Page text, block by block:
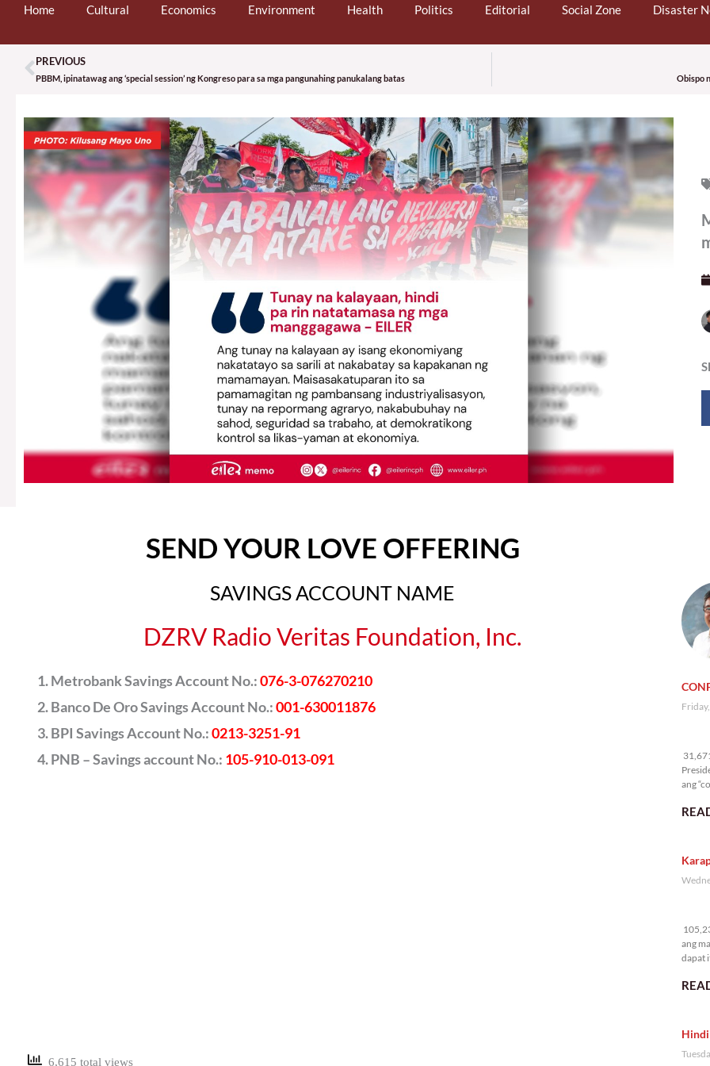
Home Cultural Economics Environment Health Politics Editorial Social Zone Disaster
Prev
PREVIOUS
PBBM, ipinatawag ang ‘special session’ ng Kongreso para sa mga pangunahing panukalang batas Obispo
SEND YOUR LOVE OFFERING
SAVINGS ACCOUNT NAME
DZRV Radio Veritas Foundation, Inc.
Metrobank Savings Account No.:076-3-076270210
Banco De Oro Savings Account No.:001-630011876
BPI Savings Account No.:0213-3251-91
PNB – Savings account No.: 105-910-013-091
6,615 total views
ang
ang
dapat